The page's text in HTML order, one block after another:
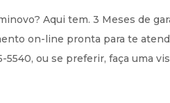
Aqui tem. 3 Meses de
on-line pronta para te
ou se preferir, faça uma